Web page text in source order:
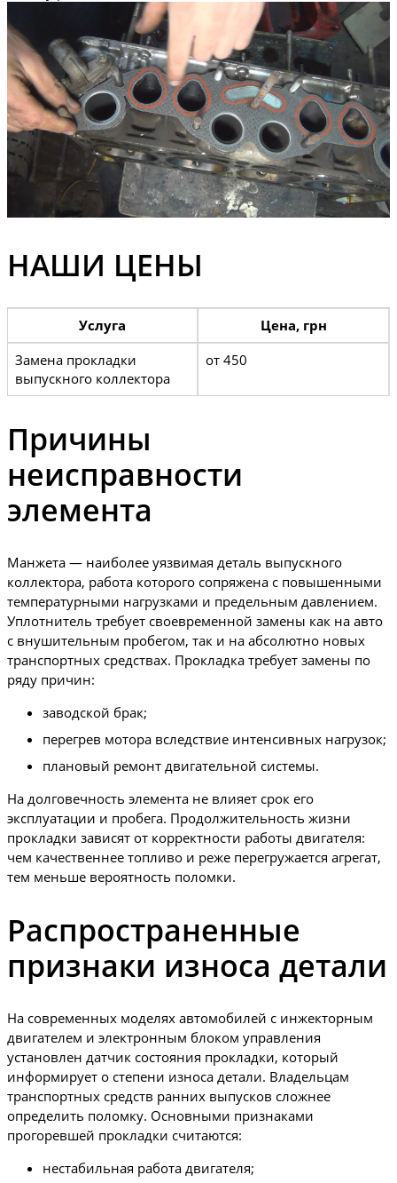
НАШИ ЦЕНЫ
Услуга
Цена, грн
Замена прокладки
выпускного коллектора
от 450
Причины
неисправности
элемента
Манжета — наиболее уязвимая деталь выпускного
коллектора, работа которого сопряжена с повышенными
температурными нагрузками и предельным давлением.
Уплотнитель требует своевременной замены как на авто
с внушительным пробегом, так и на абсолютно новых
транспортных средствах. Прокладка требует замены по
ряду причин:
заводской брак;
перегрев мотора вследствие интенсивных нагрузок;
плановый ремонт двигательной системы.
На долговечность элемента не влияет срок его
эксплуатации и пробега. Продолжительность жизни
прокладки зависят от корректности работы двигателя:
чем качественнее топливо и реже перегружается агрегат,
тем меньше вероятность поломки.
Распространенные
признаки износа детали
На современных моделях автомобилей с инжекторным
двигателем и электронным блоком управления
установлен датчик состояния прокладки, который
информирует о степени износа детали. Владельцам
транспортных средств ранних выпусков сложнее
определить поломку. Основными признаками
прогоревшей прокладки считаются:
нестабильная работа двигателя;